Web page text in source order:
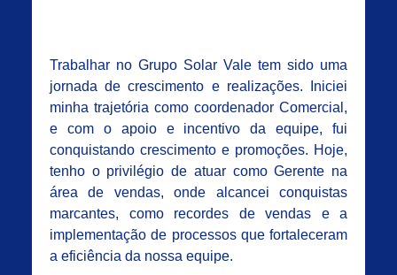
Trabalhar no Grupo Solar Vale tem sido uma
jornada de crescimento e realizações. Iniciei
minha trajetória como coordenador Comercial,
e com o apoio e incentivo da equipe, fui
conquistando crescimento e promoções. Hoje,
tenho o privilégio de atuar como Gerente na
área de vendas, onde alcancei conquistas
marcantes, como recordes de vendas e a
implementação de processos que fortaleceram
a eficiência da nossa equipe.